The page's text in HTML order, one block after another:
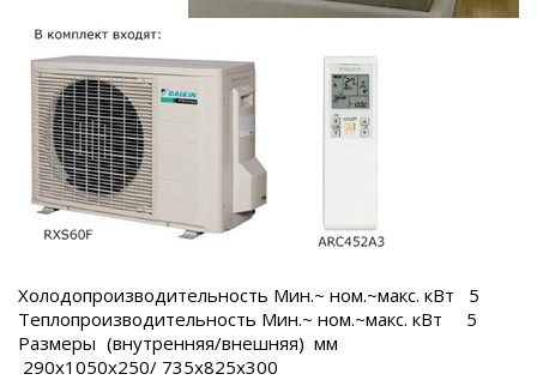
Холодопроизводительность Мин.~ ном.~макс. кВт 5
Теплопроизводительность Мин.~ ном.~макс. кВт 5
Размеры (внутренняя/внешняя) мм
290x1050x250/ 735x825х300